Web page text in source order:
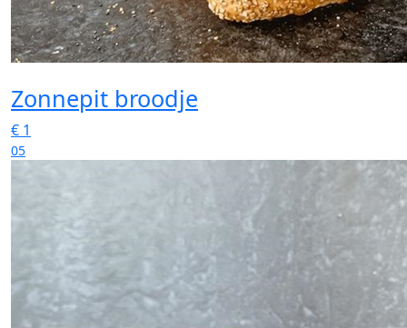
Zonnepit broodje
€ 1
05